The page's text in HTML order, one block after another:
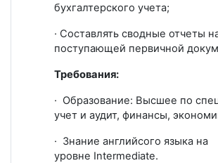
бухгалтерского учета;
· Составлять сводные отчеты
поступающей первичной
Требования:
· Образование: Высшее по
учет и аудит, финансы,
· Знание английсого языка на
уровне Intermediate.